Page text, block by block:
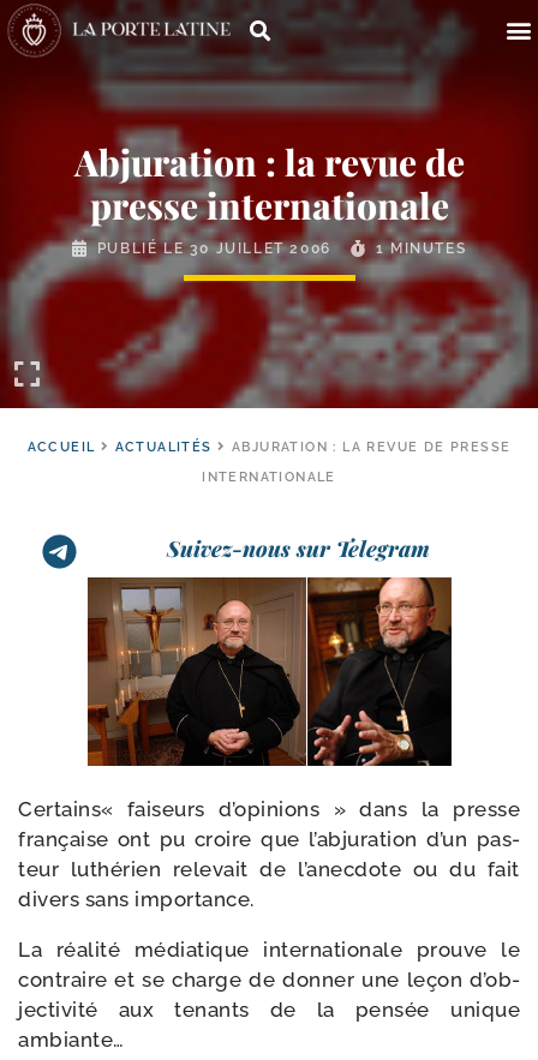
Abjuration : la revue de
presse internationale
PUBLIÉ LE 30 JUILLET 2006 1 MINUTES
ACCUEIL ACTUALITÉS
ABJURATION : LA REVUE DE PRESSE
INTERNATIONALE
Suivez-nous sur Telegram
Certains« fai­seurs d’o­pi­nions » dans la presse
fran­çaise ont pu croire que l’ab­ju­ra­tion d’un pas­
teur luthé­rien rele­vait de l’a­nec­dote ou du fait
divers sans importance.
La réa­li­té média­tique inter­na­tio­nale prouve le
contraire et se charge de don­ner une leçon d’ob­
jec­ti­vi­té aux tenants de la pen­sée unique
ambiante…